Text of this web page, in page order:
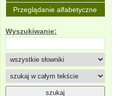
Przeglądanie alfabetyczne
Wyszukiwanie: